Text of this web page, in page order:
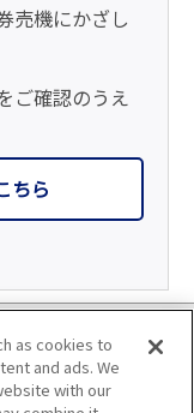
売機にかざし
ご確認のうえ
ちら
as cookies to
and ads. We
with our